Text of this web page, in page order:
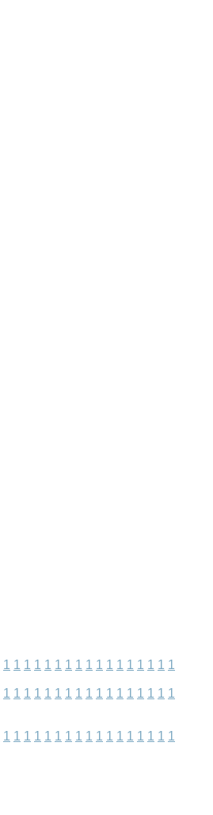
1 1 1 1 1 1 1 1 1 1 1 1 1 1 1 1 1
1 1 1 1 1 1 1 1 1 1 1 1 1 1 1 1 1
1 1 1 1 1 1 1 1 1 1 1 1 1 1 1 1 1